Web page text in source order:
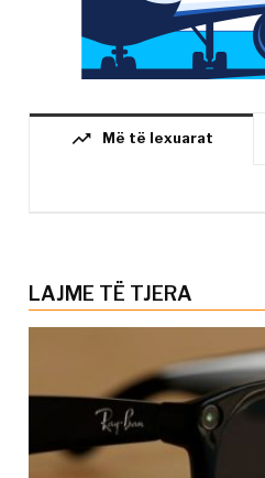
trending_up Më të lexuarat
LAJME TË TJERA